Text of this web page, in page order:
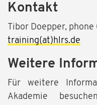
Kontakt
Tibor Doepper, phone
training(at)hlrs.de
Weitere
Für weitere
Akademie